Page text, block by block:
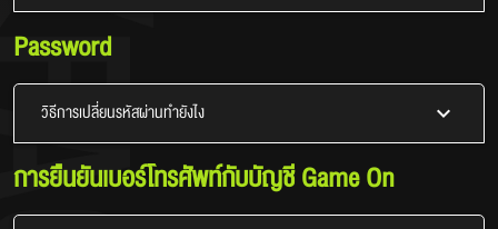
Password
วิธีการเปลี่ยนรหัสผ่านทำยังไง
การยืนยันเบอร์โทรศัพท์กับบัญชี Game On